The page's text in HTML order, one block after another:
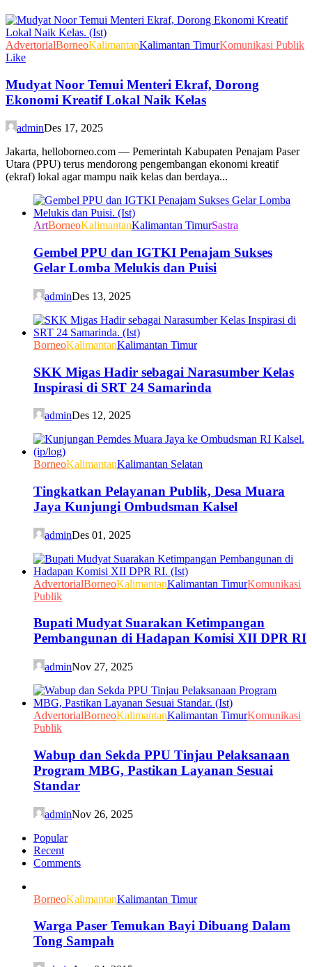
AdvertorialBorneoKalimantanKalimantan TimurKomunikasi Publik
Like
Mudyat Noor Temui Menteri Ekraf, Dorong
Ekonomi Kreatif Lokal Naik Kelas
adminDes 17, 2025
Jakarta, helloborneo.com — Pemerintah Kabupaten Penajam Paser
Utara (PPU) terus mendorong pengembangan ekonomi kreatif
(ekraf) lokal agar mampu naik kelas dan berdaya...
ArtBorneoKalimantanKalimantan TimurSastra
Gembel PPU dan IGTKI Penajam Sukses
Gelar Lomba Melukis dan Puisi
adminDes 13, 2025
BorneoKalimantanKalimantan Timur
SKK Migas Hadir sebagai Narasumber Kelas
Inspirasi di SRT 24 Samarinda
adminDes 12, 2025
BorneoKalimantanKalimantan Selatan
Tingkatkan Pelayanan Publik, Desa Muara
Jaya Kunjungi Ombudsman Kalsel
adminDes 01, 2025
AdvertorialBorneoKalimantanKalimantan TimurKomunikasi
Publik
Bupati Mudyat Suarakan Ketimpangan
Pembangunan di Hadapan Komisi XII DPR RI
adminNov 27, 2025
AdvertorialBorneoKalimantanKalimantan TimurKomunikasi
Publik
Wabup dan Sekda PPU Tinjau Pelaksanaan
Program MBG, Pastikan Layanan Sesuai
Standar
adminNov 26, 2025
Popular
Recent
Comments
BorneoKalimantanKalimantan Timur
Warga Paser Temukan Bayi Dibuang Dalam
Tong Sampah